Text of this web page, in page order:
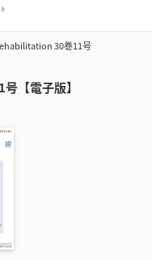
30巻11号
【電子版】